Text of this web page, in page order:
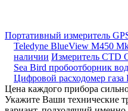
Портативный измеритель
Teledyne BlueView M450
наличии Измеритель CTD
Sea Bird пробоотборник
Цифровой расходомер газа
Цена каждого прибора
Укажите Ваши технические